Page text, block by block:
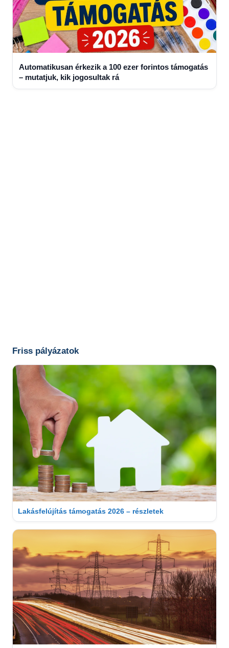
Automatikusan érkezik a 100 ezer forintos támogatás
– mutatjuk, kik jogosultak rá
Friss pályázatok
Lakásfelújítás támogatás 2026 – részletek